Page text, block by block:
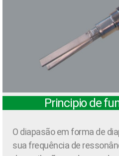
Principio de
O diapasão em forma de
sua frequência de